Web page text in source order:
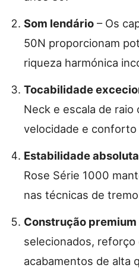
Som lendário – Os
50N proporcionam
riqueza harmónica
Tocabilidade
Neck e escala de
velocidade e
Estabilidade absoluta
Rose Série 1000
nas técnicas de
Construção premium
selecionados, reforço
acabamentos de alta